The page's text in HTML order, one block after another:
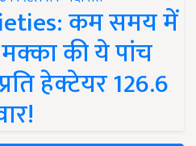
कम समय में
की ये पांच
हेक्टेयर 126.6